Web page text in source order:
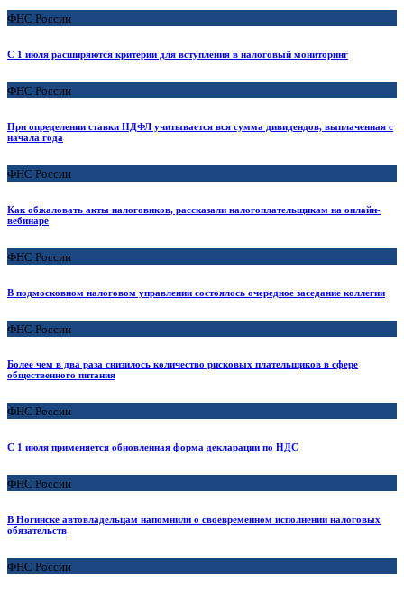
ФНС России
С 1 июля расширяются критерии для вступления в налоговый мониторинг
ФНС России
При определении ставки НДФЛ учитывается вся сумма дивидендов, выплаченная с
начала года
ФНС России
Как обжаловать акты налоговиков, рассказали налогоплательщикам на онлайн-
вебинаре
ФНС России
В подмосковном налоговом управлении состоялось очередное заседание коллегии
ФНС России
Более чем в два раза снизилось количество рисковых плательщиков в сфере
общественного питания
ФНС России
С 1 июля применяется обновленная форма декларации по НДС
ФНС России
В Ногинске автовладельцам напомнили о своевременном исполнении налоговых
обязательств
ФНС России